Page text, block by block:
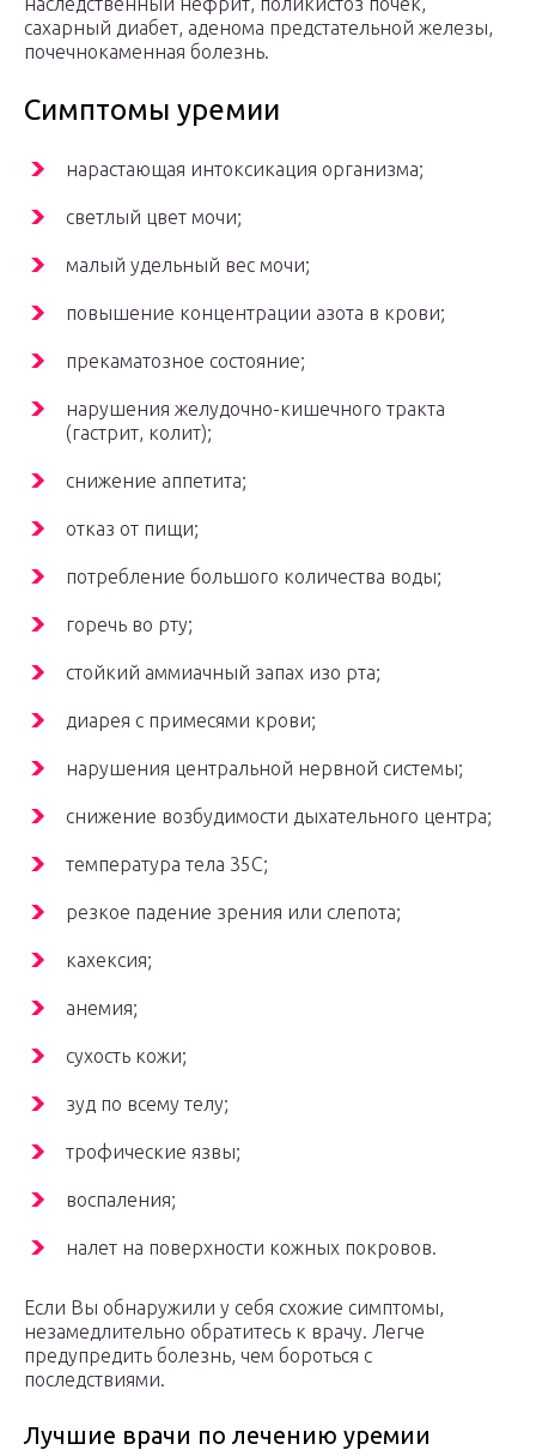
сахарный диабет, аденома предстательной железы,
почечнокаменная болезнь.
Симптомы уремии
нарастающая интоксикация организма;
светлый цвет мочи;
малый удельный вес мочи;
повышение концентрации азота в крови;
прекаматозное состояние;
нарушения желудочно-кишечного тракта
(гастрит, колит);
снижение аппетита;
отказ от пищи;
потребление большого количества воды;
горечь во рту;
стойкий аммиачный запах изо рта;
диарея с примесями крови;
нарушения центральной нервной системы;
снижение возбудимости дыхательного центра;
температура тела 35С;
резкое падение зрения или слепота;
кахексия;
анемия;
сухость кожи;
зуд по всему телу;
трофические язвы;
воспаления;
налет на поверхности кожных покровов.
Если Вы обнаружили у себя схожие симптомы,
незамедлительно обратитесь к врачу. Легче
предупредить болезнь, чем бороться с
последствиями.
Лучшие врачи по лечению уремии